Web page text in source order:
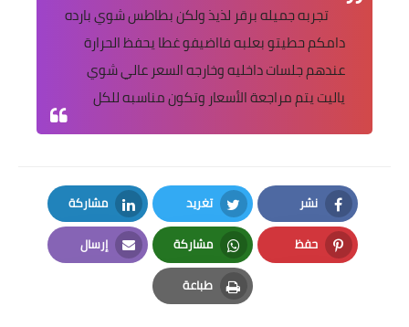
تجربه جميله برقر لذيذ ولكن بطاطس شوي بارده
دامكم حطيتو بعلبه فااضيفو غطا يحفظ الحرارة
عندهم جلسات داخليه وخارجه السعر عالي شوي
ياليت يتم مراجعة الأسعار وتكون مناسبه للكل
نشر
Facebook
تغريد
Twitter
مشاركة
LinkedIn
حفظ
Pinterest
مشاركة
Whatsapp
إرسال
Email
طباعة
Print